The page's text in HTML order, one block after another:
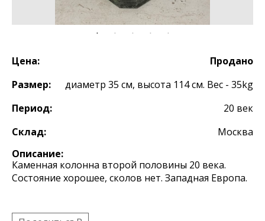
Цена:
Продано
Размер:
диаметр 35 см, высота 114 см. Вес - 35kg
Период:
20 век
Склад:
Москва
Описание:
Каменная колонна второй половины 20 века.
Состояние хорошее, сколов нет. Западная Европа.